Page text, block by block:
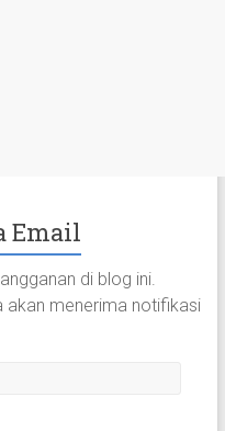
Email
di blog ini.
akan menerima notifikasi